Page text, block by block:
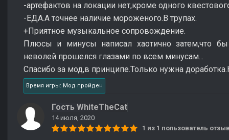
-артефактов на локации нет,кроме одного
-ЕДА.А точнее наличие мороженого.В трупах.
+Приятное музыкальное сопровождение.
Плюсы и минусы написал хаотично затем,что
неволей прошелся глазами по всем минусам...
Спасибо за мод,в принципе.Только нужна
Время игры: Мод пройден
Гость WhiteTheCat
14 июля, 2020
1 из 1 пользователь